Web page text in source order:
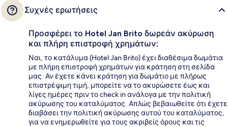
Συχνές ερωτήσεις
Προσφέρει το Hotel Jan Brito δωρεάν ακύρωση
και πλήρη επιστροφή χρημάτων;
Ναι, το κατάλυμα (Hotel Jan Brito) έχει διαθέσιμα δωμάτια
με πλήρη επιστροφή χρημάτων για κράτηση στη σελίδα
μας. Αν έχετε κάνει κράτηση για δωμάτιο με πλήρως
επιστρέψιμη τιμή, μπορείτε να το ακυρώσετε έως και
λίγες ημέρες πριν το check in ανάλογα με την πολιτική
ακύρωσης του καταλύματος. Απλώς βεβαιωθείτε ότι έχετε
διαβάσει την πολιτική ακύρωσης αυτού του καταλύματος,
για να ενημερωθείτε για τους ακριβείς όρους και τις